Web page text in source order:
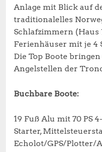
Anlage mit Blick auf
traditionalelles
Schlafzimmern (Haus
Ferienhäuser mit je 4
Die Top Boote
Angelstellen der
Buchbare Boote:
19 Fuß Alu mit 70 PS
Starter,
Echolot/GPS/Plotter/